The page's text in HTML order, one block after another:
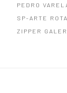
PEDRO
SP-ARTE
ZIPPER